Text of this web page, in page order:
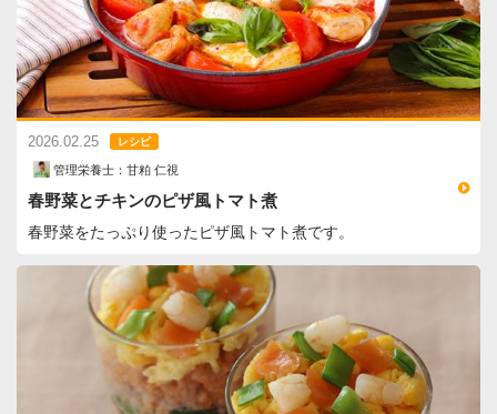
2026.02.25 レシピ
管理栄養士：甘粕 仁視
春野菜とチキンのピザ風トマト煮
春野菜をたっぷり使ったピザ風トマト煮です。